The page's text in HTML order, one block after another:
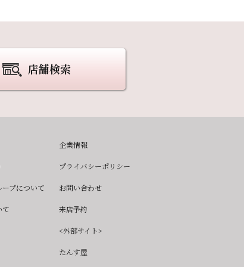
店舗検索
プについて
て
企業情報
プライバシーポリシー
お問い合わせ
来店予約
<外部サイト>
たんす屋